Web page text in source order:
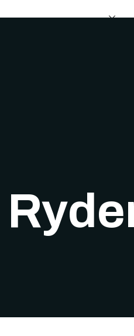
Elektrische fietsen